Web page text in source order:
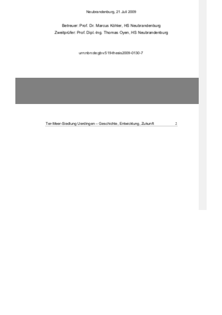
Neubrandenburg, 21.Juli 2009
Betreuer: Prof. Dr. Marcus Köhler, HS Neubrandenburg
Zweitprüfer: Prof. Dipl.-Ing. Thomas Oyen, HS Neubrandenburg
urn:nbn:de:gbv:519-thesis2009-0130-7
Ter-Meer-Siedlung Uerdingen – Geschichte, Entwicklung, Zukunft 2